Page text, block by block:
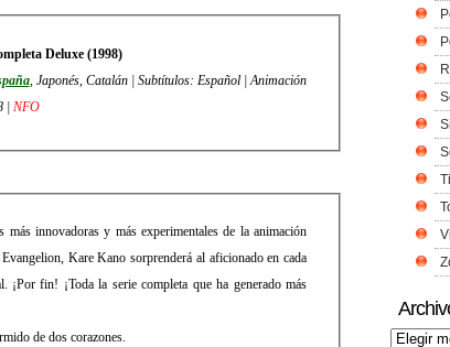
Deluxe (1998)
, Japonés, Catalán | Subtítulos: Español | Animación
| NFO
innovadoras y más experimentales de la animación
Kare Kano sorprenderá al aficionado en cada
fin! ¡Toda la serie completa que ha generado más
de dos corazones.